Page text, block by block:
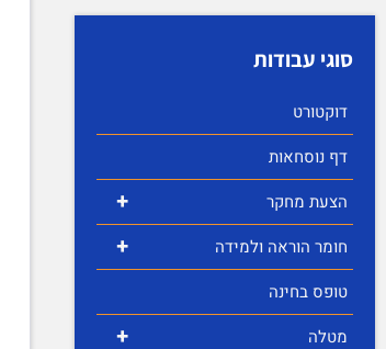
סוגי עבודות
דוקטורט
דף נוסחאות
+ הצעת מחקר
+
חומר הוראה ולמידה
טופס בחינה
+ מטלה